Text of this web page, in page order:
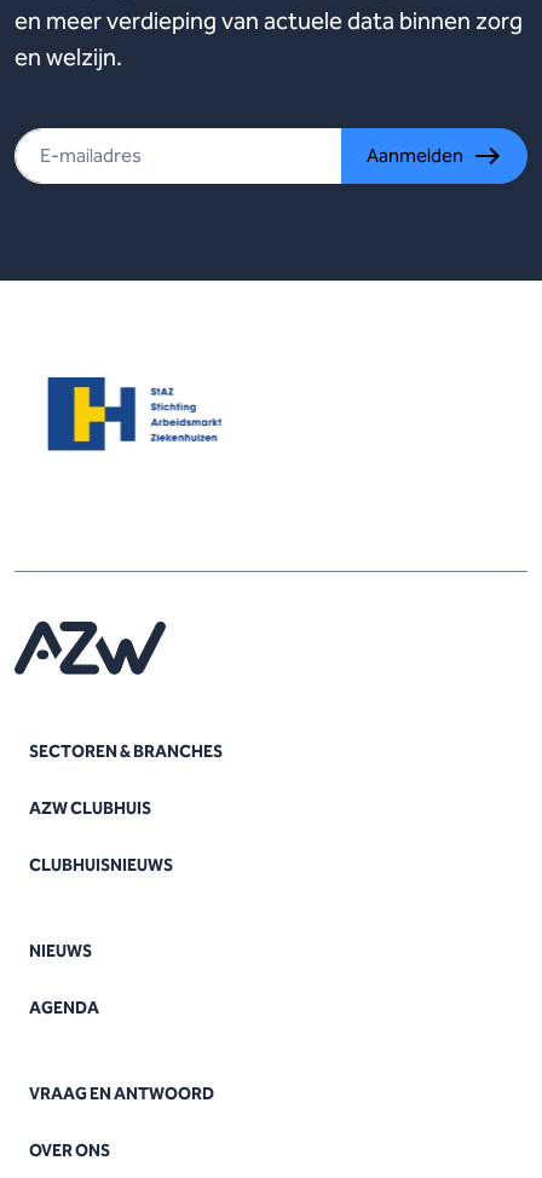
en meer verdieping van actuele data binnen zorg
en welzijn.
Aanmelden
SECTOREN & BRANCHES
AZW CLUBHUIS
CLUBHUISNIEUWS
NIEUWS
AGENDA
VRAAG EN ANTWOORD
OVER ONS